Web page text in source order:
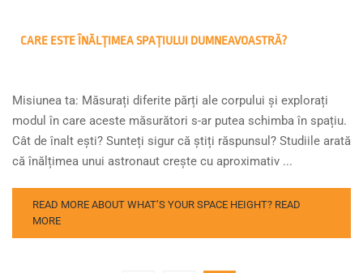
CARE ESTE ÎNĂLȚIMEA SPAȚIULUI DUMNEAVOASTRĂ?
Misiunea ta: Măsurați diferite părți ale corpului și explorați
modul în care aceste măsurători s-ar putea schimba în spațiu.
Cât de înalt ești? Sunteți sigur că știți răspunsul? Studiile arată
că înălțimea unui astronaut crește cu aproximativ ...
READ MORE ABOUT WHAT’S YOUR SPACE HEIGHT? READ
MORE